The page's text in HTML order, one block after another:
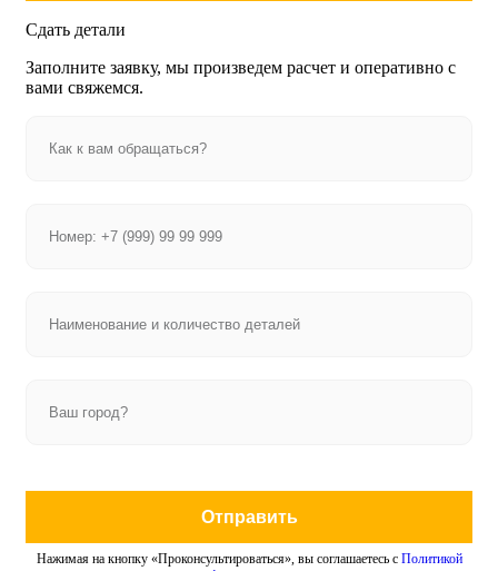
Сдать детали
Заполните заявку, мы произведем расчет и оперативно с
вами свяжемся.
Отправить
Нажимая на кнопку «Проконсультироваться», вы соглашаетесь с Политикой